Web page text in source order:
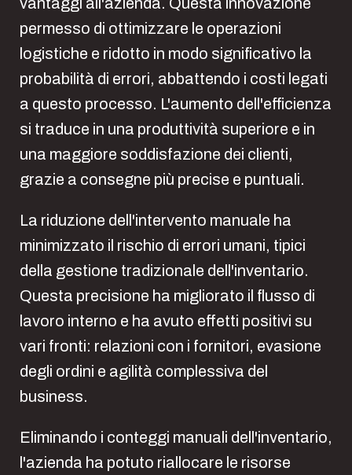
permesso di ottimizzare le operazioni
logistiche e ridotto in modo significativo la
probabilità di errori, abbattendo i costi legati
a questo processo. L'aumento dell'efficienza
si traduce in una produttività superiore e in
una maggiore soddisfazione dei clienti,
grazie a consegne più precise e puntuali.
La riduzione dell'intervento manuale ha
minimizzato il rischio di errori umani, tipici
della gestione tradizionale dell'inventario.
Questa precisione ha migliorato il flusso di
lavoro interno e ha avuto effetti positivi su
vari fronti: relazioni con i fornitori, evasione
degli ordini e agilità complessiva del
business.
Eliminando i conteggi manuali dell'inventario,
l'azienda ha potuto riallocare le risorse